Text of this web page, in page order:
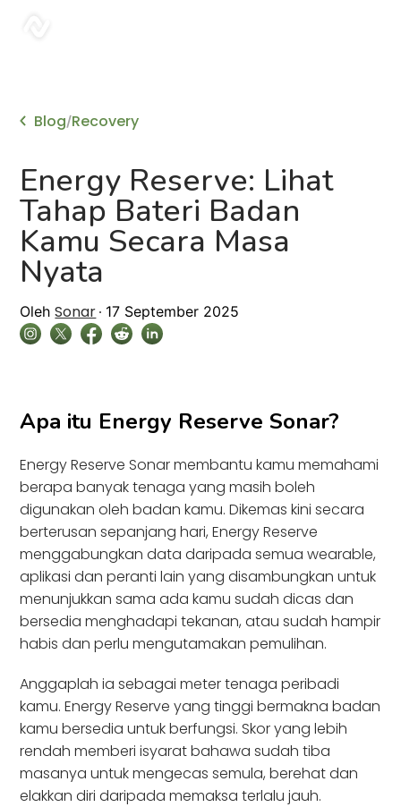
Blog/Recovery
Energy Reserve: Lihat
Tahap Bateri Badan
Kamu Secara Masa
Nyata
Oleh Sonar 17 September 2025
Apa itu Energy Reserve Sonar?
Energy Reserve Sonar membantu kamu memahami
berapa banyak tenaga yang masih boleh
digunakan oleh badan kamu. Dikemas kini secara
berterusan sepanjang hari, Energy Reserve
menggabungkan data daripada semua wearable,
aplikasi dan peranti lain yang disambungkan untuk
menunjukkan sama ada kamu sudah dicas dan
bersedia menghadapi tekanan, atau sudah hampir
habis dan perlu mengutamakan pemulihan.
Anggaplah ia sebagai meter tenaga peribadi
kamu. Energy Reserve yang tinggi bermakna badan
kamu bersedia untuk berfungsi. Skor yang lebih
rendah memberi isyarat bahawa sudah tiba
masanya untuk mengecas semula, berehat dan
elakkan diri daripada memaksa terlalu jauh.